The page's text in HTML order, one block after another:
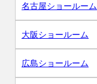
名古屋ショールーム
大阪ショールーム
広島ショールーム